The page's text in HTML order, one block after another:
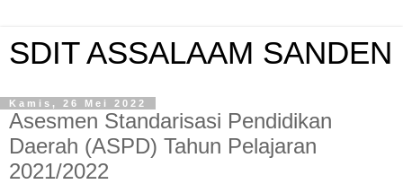
SDIT ASSALAAM SANDEN
Kamis, 26 Mei 2022
Asesmen Standarisasi Pendidikan
Daerah (ASPD) Tahun Pelajaran
2021/2022